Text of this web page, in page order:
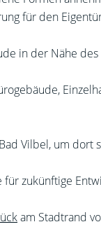
für den
in der Nähe
Vilbel, um
zukünftige
am Stadtrand